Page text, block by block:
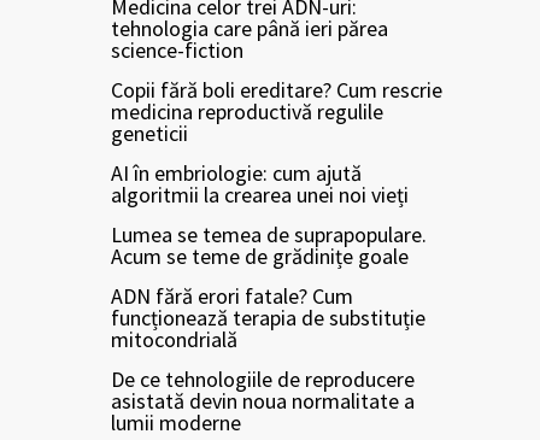
Medicina celor trei ADN-uri:
tehnologia care până ieri părea
science-fiction
Copii fără boli ereditare? Cum rescrie
medicina reproductivă regulile
geneticii
AI în embriologie: cum ajută
algoritmii la crearea unei noi vieți
Lumea se temea de suprapopulare.
Acum se teme de grădinițe goale
ADN fără erori fatale? Cum
funcționează terapia de substituție
mitocondrială
De ce tehnologiile de reproducere
asistată devin noua normalitate a
lumii moderne